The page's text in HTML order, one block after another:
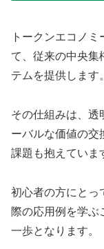
トークンエコノ
て、従来の中央集
テムを提供します。
その仕組みは、透
ーバルな価値の交
課題も抱えていま
初心者の方にとっ
際の応用例を学ぶ
一歩となります。